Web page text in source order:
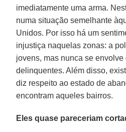
imediatamente uma arma.
numa situação semelhante
Unidos. Por isso há um
injustiça naquelas zonas: a
jovens, mas nunca se
delinquentes. Além disso,
diz respeito ao estado de
encontram aqueles bairros.
Eles quase pareceriam